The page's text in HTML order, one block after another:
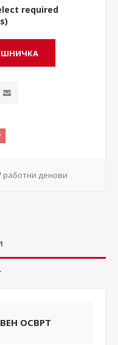
required
работни денови
ОСВРТ